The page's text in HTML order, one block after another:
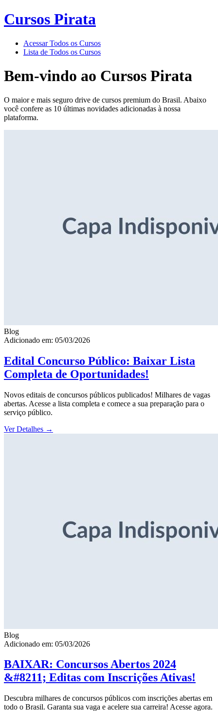
Cursos Pirata
Acessar Todos os Cursos
Lista de Todos os Cursos
Bem-vindo ao Cursos Pirata
O maior e mais seguro drive de cursos premium do Brasil. Abaixo
você confere as 10 últimas novidades adicionadas à nossa
plataforma.
Blog
Adicionado em: 05/03/2026
Edital Concurso Público: Baixar Lista
Completa de Oportunidades!
Novos editais de concursos públicos publicados! Milhares de vagas
abertas. Acesse a lista completa e comece a sua preparação para o
serviço público.
Ver Detalhes →
Blog
Adicionado em: 05/03/2026
BAIXAR: Concursos Abertos 2024
&#8211; Editas com Inscrições Ativas!
Descubra milhares de concursos públicos com inscrições abertas em
todo o Brasil. Garanta sua vaga e acelere sua carreira! Acesse agora.